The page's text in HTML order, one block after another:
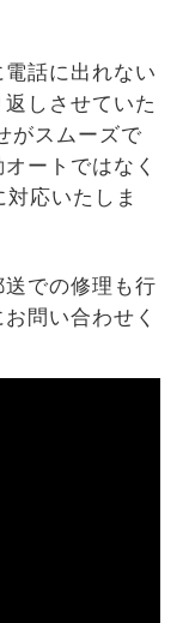
話に出れない
しさせていた
がスムーズで
ートではなく
応いたしま
での修理も行
問い合わせく